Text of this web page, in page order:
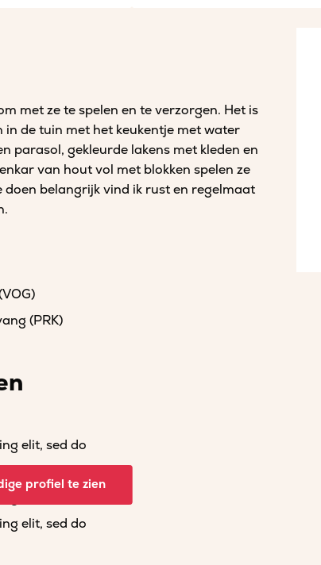
met ze te spelen en te verzorgen. Het is
in de tuin met het keukentje met water
parasol, gekleurde lakens met kleden en
van hout vol met blokken spelen ze
doen belangrijk vind ik rust en regelmaat
(PRK)
elit, sed do
elit, sed do
elit, sed do
elit, sed do
profiel te zien